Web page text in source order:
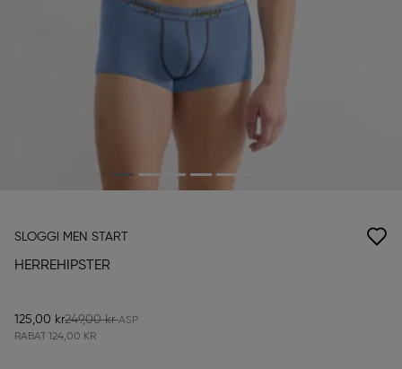
SLOGGI MEN START
HERREHIPSTER
125,00 kr249,00 kr
RABAT 124,00 KR